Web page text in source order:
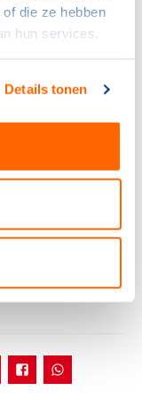
die ze hebben
hun services.
Details tonen
van de
ze moeten
iedereen te
meerSpotify